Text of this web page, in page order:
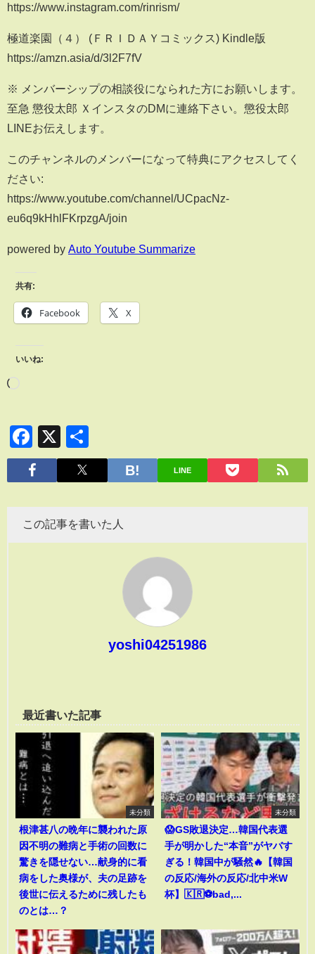
https://www.instagram.com/rinrism/
極道楽園（４） (ＦＲＩＤＡＹコミックス) Kindle版
https://amzn.asia/d/3l2F7fV
※ メンバーシップの相談役になられた方にお願いします。
至急 懲役太郎 ＸインスタのDMに連絡下さい。懲役太郎
LINEお伝えします。
このチャンネルのメンバーになって特典にアクセスしてく
ださい:
https://www.youtube.com/channel/UCpacNz-
eu6q9kHhlFKrpzgA/join
powered by Auto Youtube Summarize
共有:
Facebook X
いいね:
Facebook
X
有
LINE
この記事を書いた人
yoshi04251986
最近書いた記事
未分類
根津甚八の晩年に襲われた原
因不明の難病と手術の回数に
驚きを隠せない…献身的に看
病をした奥様が、夫の足跡を
後世に伝えるために残したも
のとは…？
未分類
😱GS敗退決定…韓国代表選
手が明かした“本音”がヤバす
ぎる！韓国中が騒然🔥【韓国
の反応/海外の反応/北中米W
杯】🇰🇷⚽bad,...